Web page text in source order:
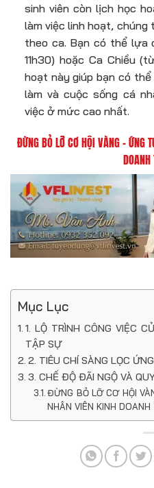
sinh viên còn lịch học
làm việc linh hoạt, chúng
theo ca. Bạn có thể lựa
11h30) hoặc Ca Chiều
hoạt này giúp bạn có
làm và cuộc sống cá
việc ở mức cao nhất.
ĐỪNG BỎ LỠ CƠ HỘI VÀNG – ỨNG
Mục Lục
1. LỘ TRÌNH CÔNG VIỆC
TẬP SỰ
2. TIÊU CHÍ SÀNG LỌC
3. CHẾ ĐỘ ĐÃI NGỘ VÀ
ĐỪNG BỎ LỠ CƠ HỘI
NHÂN VIÊN KINH